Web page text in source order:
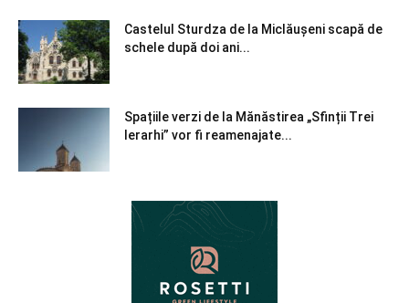
Castelul Sturdza de la Miclăușeni scapă de
schele după doi ani...
Spațiile verzi de la Mănăstirea „Sfinții Trei
Ierarhi” vor fi reamenajate...